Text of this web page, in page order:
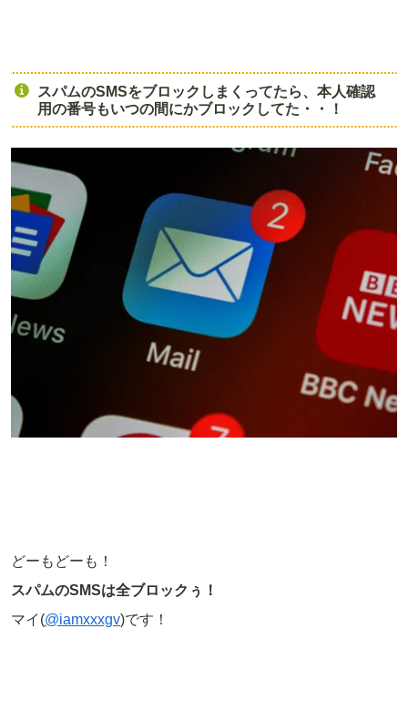
スパムのSMSをブロックしまくってたら、本人確認
用の番号もいつの間にかブロックしてた・・！
どーもどーも！
スパムのSMSは全ブロックぅ！
マイ(@iamxxxgv)です！